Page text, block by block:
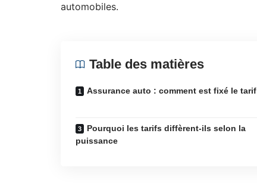
automobiles.
Table des matières
Assurance auto : comment est fixé le tarif
Pourquoi les tarifs diffèrent-ils selon la
puissance